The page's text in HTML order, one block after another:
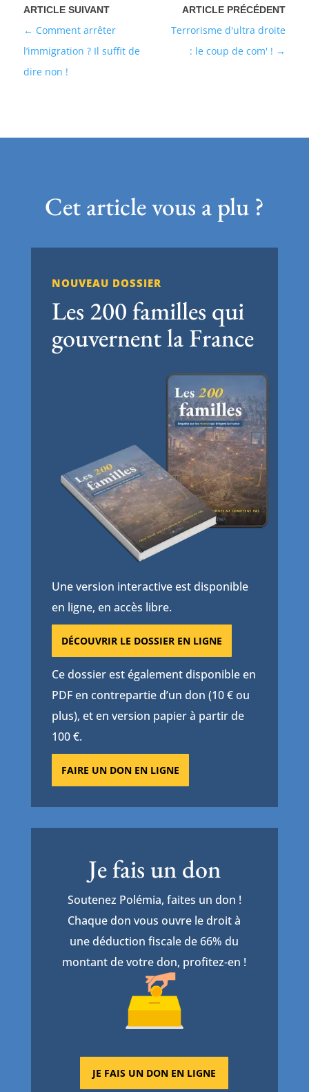
Terrorisme d'ultra droite
: le coup de com' !
Comment arrêter
l’immigration ? Il suffit de
dire non !
Cet article vous a plu ?
NOUVEAU DOSSIER
Les 200 familles qui
gouvernent la France
Une version interactive est disponible
en ligne, en accès libre.
DÉCOUVRIR LE DOSSIER EN LIGNE
Ce dossier est également disponible en
PDF en contrepartie d’un don (10 € ou
plus), et en version papier à partir de
100 €.
FAIRE UN DON EN LIGNE
Je fais un don
Soutenez Polémia, faites un don !
Chaque don vous ouvre le droit à
une déduction fiscale de 66% du
montant de votre don, profitez-en !
JE FAIS UN DON EN LIGNE